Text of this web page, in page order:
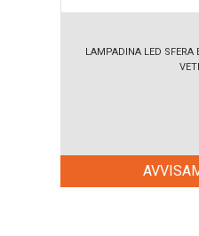
LAMPADINA LED SFERA